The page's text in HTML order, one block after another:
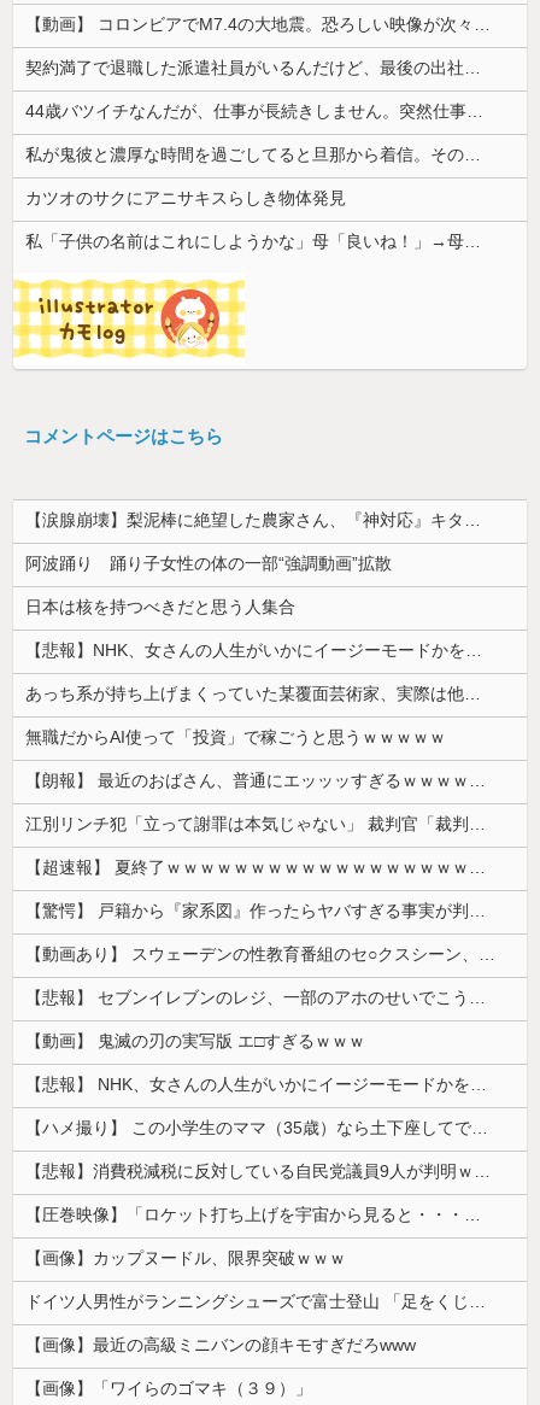
カツオのサクにアニサキスらしき物体発見
コメントページはこちら
【涙腺崩壊】梨泥棒に絶望した農家さん、『神対応』キタァアアアアアーーーーーー！！
阿波踊り 踊り子女性の体の一部“強調動画”拡散
日本は核を持つべきだと思う人集合
【悲報】NHK、女さんの人生がいかにイージーモードかをわかりやすく放送してしまうｗｗｗｗｗ
あっち系が持ち上げまくっていた某覆面芸術家、実際は他人に迷惑をかけまくりだったと証明されてしまい……
無職だからAI使って「投資」で稼ごうと思うｗｗｗｗｗ
【朗報】 最近のおばさん、普通にエッッッすぎるｗｗｗｗｗｗｗｗｗｗ
江別リンチ犯「立って謝罪は本気じゃない」 裁判官「裁判で土下座してないキミは本気じゃないな」
【超速報】 夏終了ｗｗｗｗｗｗｗｗｗｗｗｗｗｗｗｗｗｗｗｗｗｗｗｗｗｗｗｗｗｗｗｗｗｗｗｗｗｗｗｗ
【驚愕】 戸籍から『家系図』作ったらヤバすぎる事実が判明した
【動画あり】 スウェーデンの性教育番組のセ○クスシーン、AVの10倍エ□いと話題に
【悲報】 セブンイレブンのレジ、一部のアホのせいでこうなってしまう
【動画】 鬼滅の刃の実写版 エ□すぎるｗｗｗ
【悲報】 NHK、女さんの人生がいかにイージーモードかをわかりやすく放送してしまうｗｗｗｗｗ
【ハメ撮り】 この小学生のママ（35歳）なら土下座してでもヤリたい
【悲報】消費税減税に反対している自民党議員9人が判明ｗｗｗｗｗｗ
【圧巻映像】「ロケット打ち上げを宇宙から見ると・・・」の動画が衝撃的
【画像】カップヌードル、限界突破ｗｗｗ
ドイツ人男性がランニングシューズで富士登山 「足をくじいて動けない」
【画像】最近の高級ミニバンの顔キモすぎだろwww
【画像】「ワイらのゴマキ（３９）」